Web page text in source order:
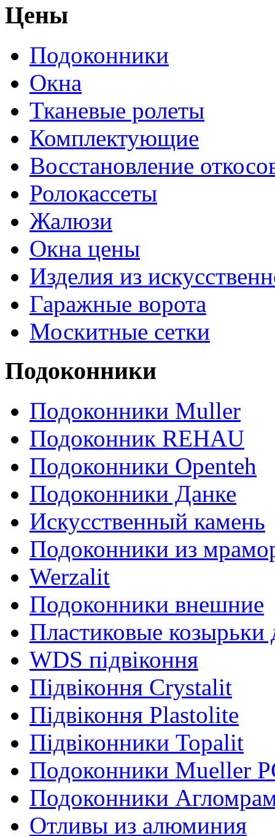
Цены
Подоконники
Окна
Тканевые ролеты
Комплектующие
Восстановление
Ролокассеты
Жалюзи
Окна цены
Изделия из
Гаражные ворота
Москитные сетки
Подоконники
Подоконники Muller
Подоконник REHAU
Подоконники Openteh
Подоконники Данке
Искусственный камень
Подоконники из
Werzalit
Подоконники внешние
Пластиковые
WDS підвіконня
Підвіконня Crystalit
Підвіконня Plastolite
Підвіконники Topalit
Подоконники Mueller
Подоконники
Отливы из алюминия